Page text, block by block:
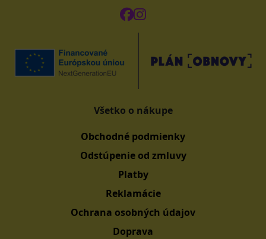
Všetko o nákupe
Obchodné podmienky
Odstúpenie od zmluvy
Platby
Reklamácie
Ochrana osobných údajov
Doprava